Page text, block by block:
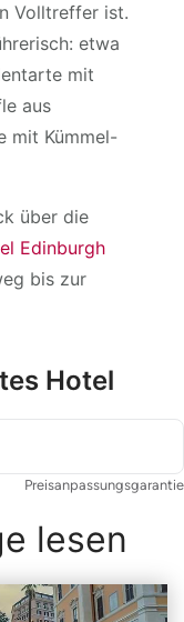
Volltreffer ist.
etwa
mit
aus
mit Kümmel-
über die
Edinburgh
bis zur
Hotel
Preisanpassungsgarantie
lesen